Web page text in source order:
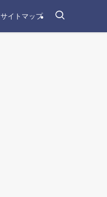
サイトマップ